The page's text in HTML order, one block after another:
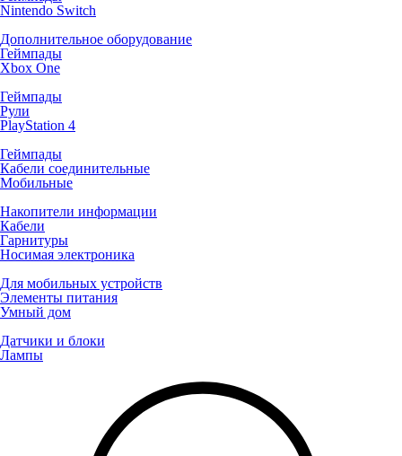
Nintendo Switch
Дополнительное оборудование
Геймпады
Xbox One
Геймпады
Рули
PlayStation 4
Геймпады
Кабели соединительные
Мобильные
Накопители информации
Кабели
Гарнитуры
Носимая электроника
Для мобильных устройств
Элементы питания
Умный дом
Датчики и блоки
Лампы